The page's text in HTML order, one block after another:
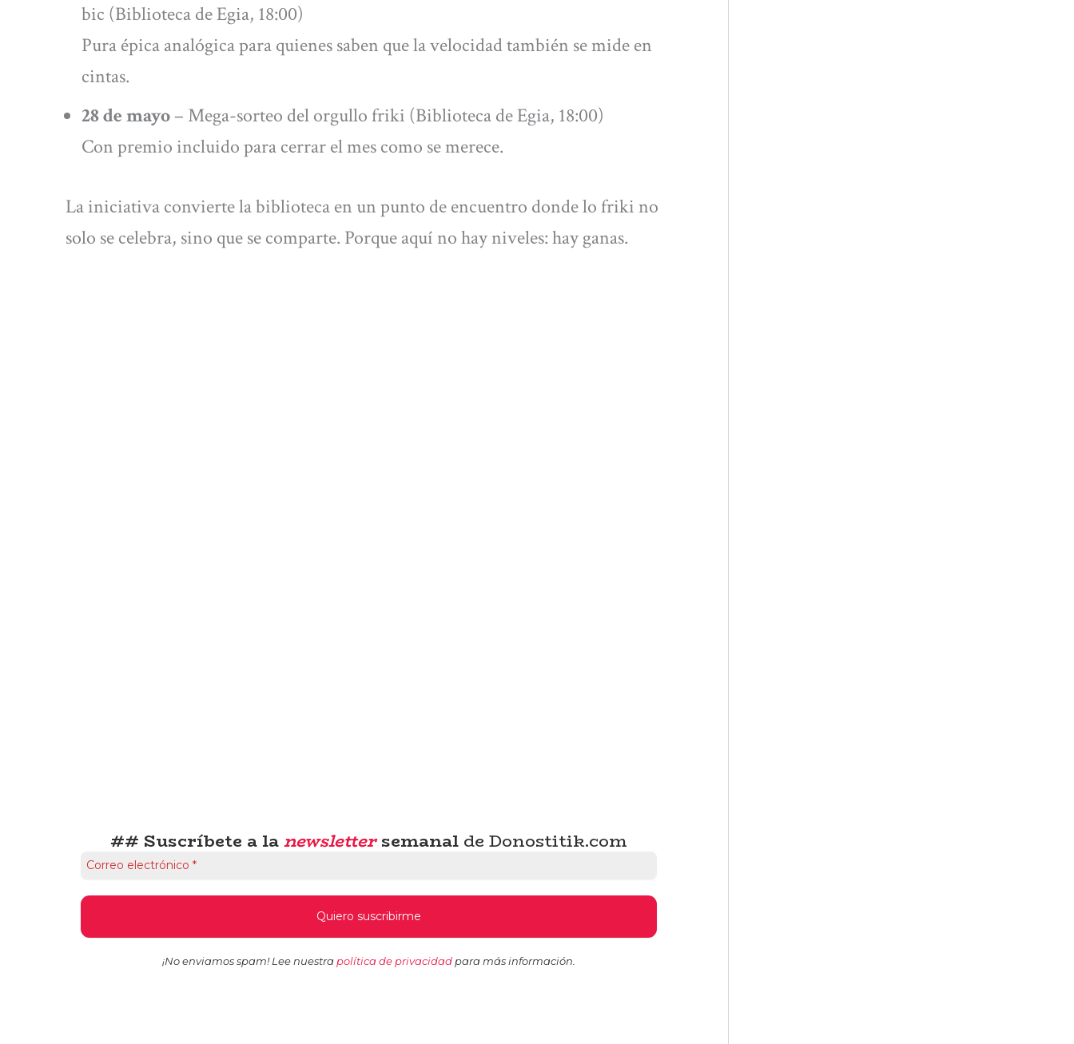
bic (Biblioteca de Egia, 18:00)
Pura épica analógica para quienes saben que la velocidad también se mide en
cintas.
28 de mayo– Mega-sorteo del orgullo friki (Biblioteca de Egia, 18:00)
Con premio incluido para cerrar el mes como se merece.
La iniciativa convierte la biblioteca en un punto de encuentro donde lo friki no
solo se celebra, sino que se comparte. Porque aquí no hay niveles: hay ganas.
## Suscríbete a lanewslettersemanal de Donostitik.com
¡No enviamos spam! Lee nuestrapolítica de privacidadpara más información.